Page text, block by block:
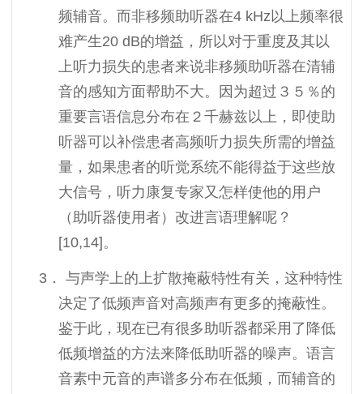
频辅音。而非移频助听器在4 kHz以上频率很
难产生20 dB的增益，所以对于重度及其以
上听力损失的患者来说非移频助听器在清辅
音的感知方面帮助不大。因为超过３５％的
重要言语信息分布在２千赫兹以上，即使助
听器可以补偿患者高频听力损失所需的增益
量，如果患者的听觉系统不能得益于这些放
大信号，听力康复专家又怎样使他的用户
（助听器使用者）改进言语理解呢？
[10,14]。
3． 与声学上的上扩散掩蔽特性有关，这种特性
决定了低频声音对高频声有更多的掩蔽性。
鉴于此，现在已有很多助听器都采用了降低
低频增益的方法来降低助听器的噪声。语言
音素中元音的声谱多分布在低频，而辅音的